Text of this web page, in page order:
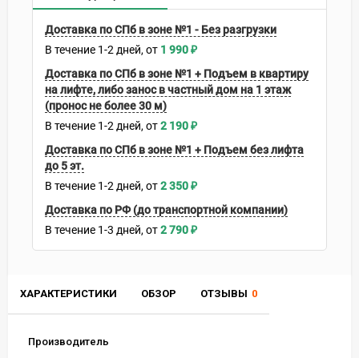
ХАРАКТЕРИСТИКИ ОБЗОР ОТЗЫВЫ 0
Производитель
Доставка по СПб в зоне №1 - Без разгрузки
В течение 1-2 дней 1 990₽
Доставка по СПб в зоне №1 + Подъем в квартиру
на лифте, либо занос в частный дом на 1 этаж
(пронос не более 30 м)
В течение 1-2 дней 2 190₽
Доставка по СПб в зоне №1 + Подъем без лифта
до 5 эт.
В течение 1-2 дней 2 350₽
Доставка по РФ (до транспортной компании)
В течение 1-3 дней 2 790₽